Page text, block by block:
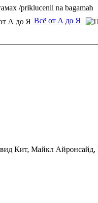
/priklucenii na bagamah
Всё от А до Я
Кит, Майкл